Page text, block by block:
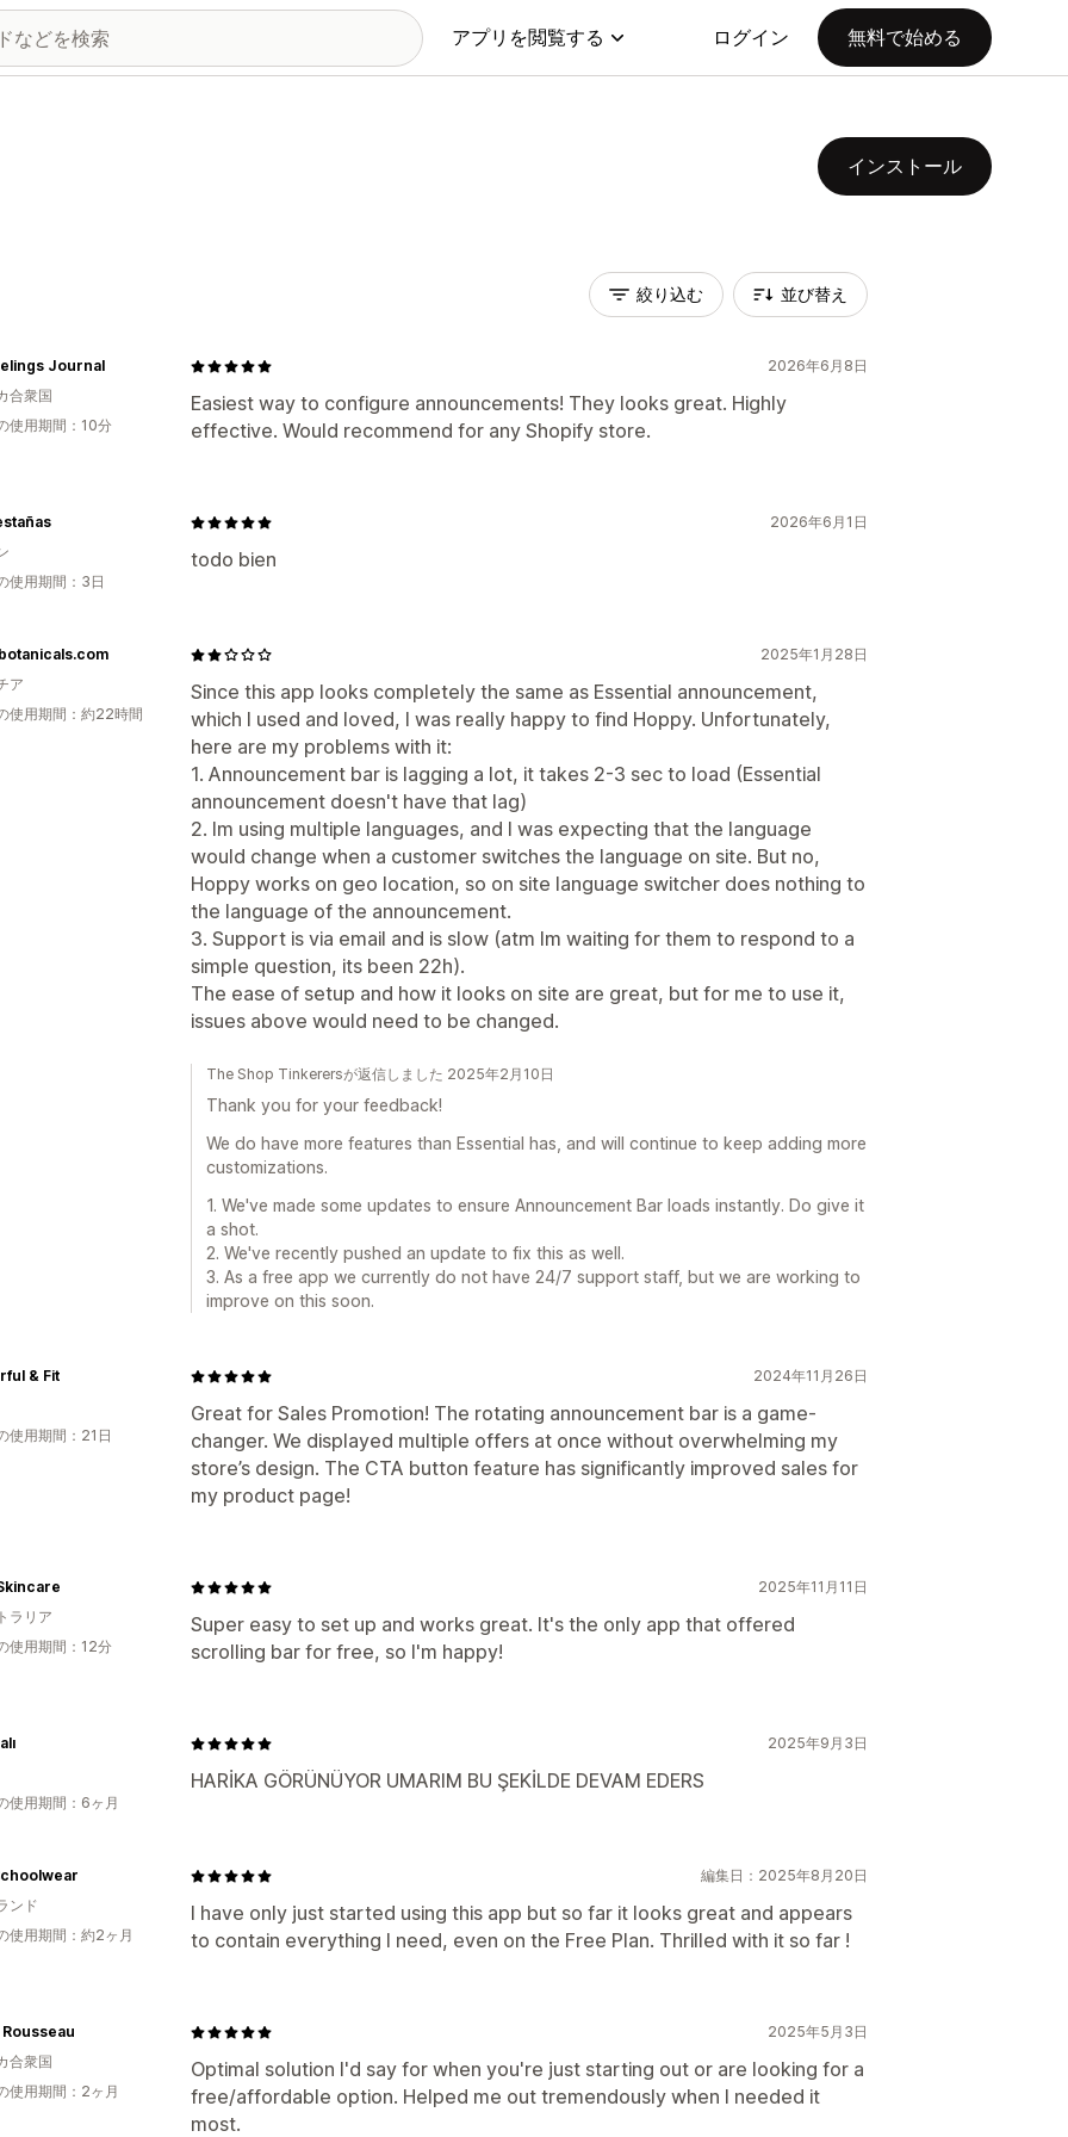
アプリを閲覧する ログイン 無料で始める
インストール
絞り込む 並び替え
2026年6月8日
Easiest way to configure announcements! They looks great. Highly
effective. Would recommend for any Shopify store.
Journal
合衆国
使用期間：10分
2026年6月1日
todo bien
使用期間：3日
2025年1月28日
Since this app looks completely the same as Essential announcement,
which I used and loved, I was really happy to find Hoppy. Unfortunately,
here are my problems with it:
1. Announcement bar is lagging a lot, it takes 2-3 sec to load (Essential
announcement doesn't have that lag)
2. Im using multiple languages, and I was expecting that the language
would change when a customer switches the language on site. But no,
Hoppy works on geo location, so on site language switcher does nothing to
the language of the announcement.
3. Support is via email and is slow (atm Im waiting for them to respond to a
simple question, its been 22h).
The ease of setup and how it looks on site are great, but for me to use it,
issues above would need to be changed.
ア
使用期間：約22時間
The Shop Tinkerersが返信しました 2025年2月10日
Thank you for your feedback!
We do have more features than Essential has, and will continue to keep adding more
customizations.
1. We've made some updates to ensure Announcement Bar loads instantly. Do give it
a shot.
2. We've recently pushed an update to fix this as well.
3. As a free app we currently do not have 24/7 support staff, but we are working to
improve on this soon.
2024年11月26日
Great for Sales Promotion! The rotating announcement bar is a game-
changer. We displayed multiple offers at once without overwhelming my
store’s design. The CTA button feature has significantly improved sales for
my product page!
& Fit
使用期間：21日
2025年11月11日
Super easy to set up and works great. It's the only app that offered
scrolling bar for free, so I'm happy!
ラリア
使用期間：12分
2025年9月3日
HARİKA GÖRÜNÜYOR UMARIM BU ŞEKİLDE DEVAM EDERS
使用期間：6ヶ月
編集日：2025年8月20日
I have only just started using this app but so far it looks great and appears
to contain everything I need, even on the Free Plan. Thrilled with it so far !
ンド
使用期間：約2ヶ月
2025年5月3日
Optimal solution I'd say for when you're just starting out or are looking for a
free/affordable option. Helped me out tremendously when I needed it
most.
合衆国
使用期間：2ヶ月